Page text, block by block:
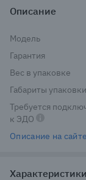
Описание
Модель
Гарантия
Вес в упаковке
Габариты упаковки
Требуется
к ЭДО
Описание на
Характеристики